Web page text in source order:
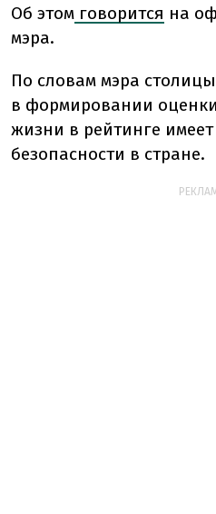
Об этом говорится на
мэра.
По словам мэра
в формировании
жизни в рейтинге имеет
безопасности в стране.